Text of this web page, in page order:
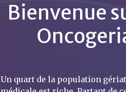
Bienvenue
Un quart de la population